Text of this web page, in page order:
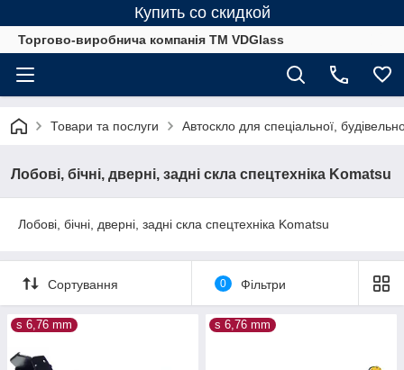
Купить со скидкой
Торгово-виробнича компанія ТМ VDGlass
Товари та послуги Автоскло для спеціальної,
Лобові, бічні, дверні, задні скла спецтехніка Komatsu
Лобові, бічні, дверні, задні скла спецтехніка Komatsu
Сортування 0 Фільтри
s 6,76 mm s 6,76 mm